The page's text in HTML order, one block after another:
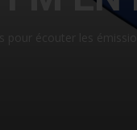
pour écouter les